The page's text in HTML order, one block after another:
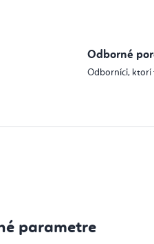
Odborné
Odborníci, ktorí
parametre